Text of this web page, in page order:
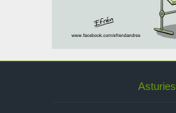
Asturies